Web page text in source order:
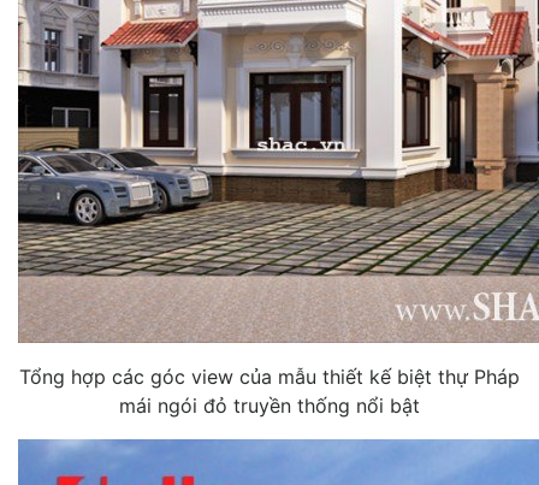
Tổng hợp các góc view của mẫu thiết kế biệt thự Pháp
mái ngói đỏ truyền thống nổi bật